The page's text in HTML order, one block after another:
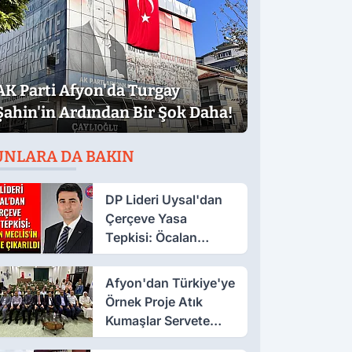
Parti Afyon'da Turgay
Ardından Bir Şok Daha!
DA BAKIN
DP Lideri Uysal'dan
Çerçeve Yasa
Tepkisi: Öcalan
Meclis'in Üzerine
Çıkarıldı
Afyon'dan Türkiye'ye
Örnek Proje Atık
Kumaşlar Servete
Dönüştü!